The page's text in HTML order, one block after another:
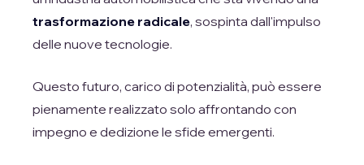
trasformazione radicale, sospinta dall'impulso
delle nuove tecnologie.
Questo futuro, carico di potenzialità, può essere
pienamente realizzato solo affrontando con
impegno e dedizione le sfide emergenti.